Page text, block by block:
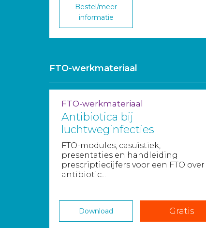
Bestel/meer
informatie
FTO-werkmateriaal
FTO-werkmateriaal
Antibiotica bij
luchtweginfecties
FTO-modules, casuïstiek,
presentaties en handleiding
prescriptiecijfers voor een FTO over
antibiotic...
Download Gratis